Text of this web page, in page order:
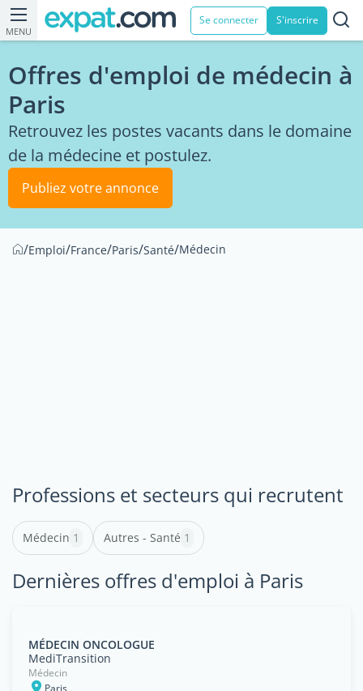
MENU
Se connecter S'inscrire
Offres d'emploi de médecin à
Paris
Retrouvez les postes vacants dans le domaine
de la médecine et postulez.
Publiez votre annonce
/Emploi/France/Paris/Santé/Médecin
Professions et secteurs qui recrutent
Médecin 1 Autres - Santé 1
Dernières offres d'emploi à Paris
MÉDECIN ONCOLOGUE
MediTransition
Médecin
Paris